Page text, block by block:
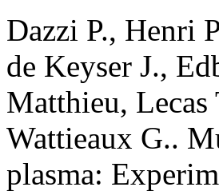
Dazzi P., Henri
de Keyser J.,
Matthieu, Lecas
Wattieaux G..
plasma: